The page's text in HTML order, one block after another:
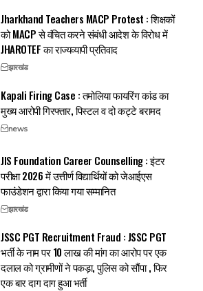
Jharkhand Teachers MACP Protest : शिक्षकों
को MACP से वंचित करने संबंधी आदेश के विरोध में
JHAROTEF का राज्यव्यापी प्रतिवाद
झारखंड
Kapali Firing Case : तमोलिया फायरिंग कांड का
मुख्य आरोपी गिरफ्तार, पिस्टल व दो कट्टे बरामद
news
JIS Foundation Career Counselling : इंटर
परीक्षा 2026 में उत्तीर्ण विद्यार्थियों को जेआईएस
फाउंडेशन द्वारा किया गया सम्मानित
झारखंड
JSSC PGT Recruitment Fraud : JSSC PGT
भर्ती के नाम पर 10 लाख की मांग का आरोप पर एक
दलाल को ग्रामीणों ने पकड़ा, पुलिस को सौंपा , फिर
एक बार दाग दाग हुआ भर्ती